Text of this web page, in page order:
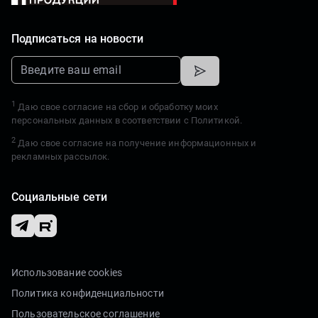
Подписаться на новости
1 Даю свое согласие на сбор и обработку моих
персональных данных в соответствии с Политикой.
2 Даю свое согласие на получение информационных и
рекламных рассылок.
Социальные сети
Использование cookies
Политика конфиденциальности
Пользовательское соглашение